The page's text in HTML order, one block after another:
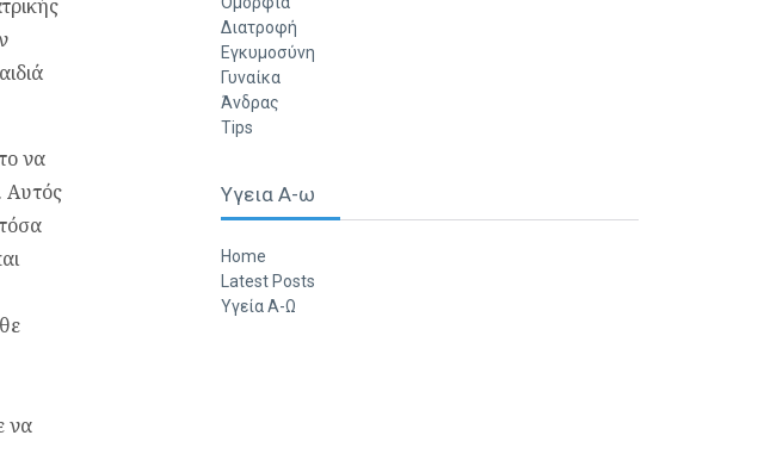
να
Αυτός
να
Διατροφή
Εγκυμοσύνη
Γυναίκα
Άνδρας
Tips
Υγεια Α-ω
Home
Latest Posts
Υγεία Α-Ω